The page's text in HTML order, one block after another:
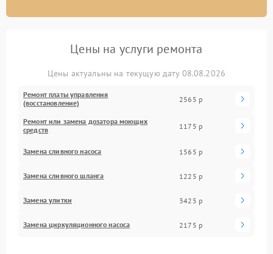
Цены на услуги ремонта
Цены актуальны на текущую дату 08.08.2026
Ремонт платы управления
(восстановление)
2565 р
Ремонт или замена дозатора моющих
средств
1175 р
Замена сливного насоса 1565 р
Замена сливного шланга 1225 р
Замена улитки 3425 р
Замена циркуляционного насоса 2175 р